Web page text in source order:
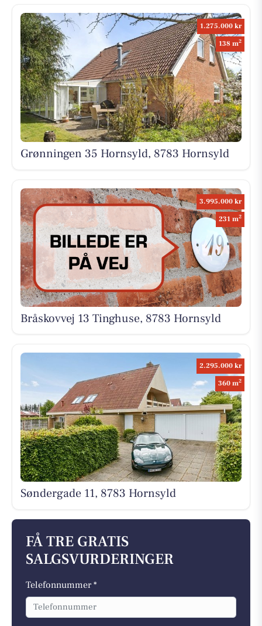
1.275.000 kr
138 m2
Grønningen 35 Hornsyld, 8783 Hornsyld
3.995.000 kr
231 m2
Bråskovvej 13 Tinghuse, 8783 Hornsyld
2.295.000 kr
360 m2
Søndergade 11, 8783 Hornsyld
FÅ TRE GRATIS
SALGSVURDERINGER
Telefonnummer *